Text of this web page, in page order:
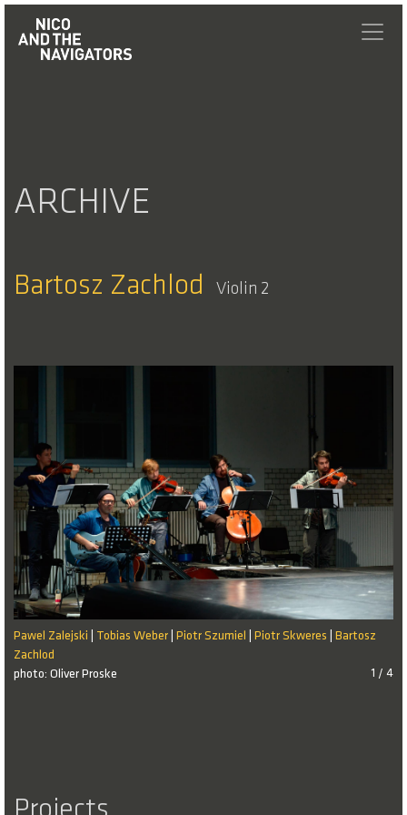
ARCHIVE
Bartosz Zachlod Violin 2
Pawel Zalejski Tobias Weber Piotr Szumiel Piotr Skweres
Bartosz
Zachlod
photo: Oliver Proske
1 / 4